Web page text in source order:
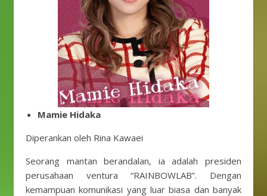
Mamie Hidaka
Diperankan oleh Rina Kawaei
Seorang mantan berandalan, ia adalah presiden
perusahaan ventura “RAINBOWLAB”. Dengan
kemampuan komunikasi yang luar biasa dan banyak